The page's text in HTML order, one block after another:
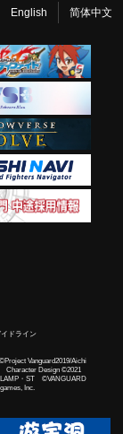
English 简体中文
ドライン
Vanguard2019/Aichi
Design ©2021
・ST ©VANGUARD
Inc.